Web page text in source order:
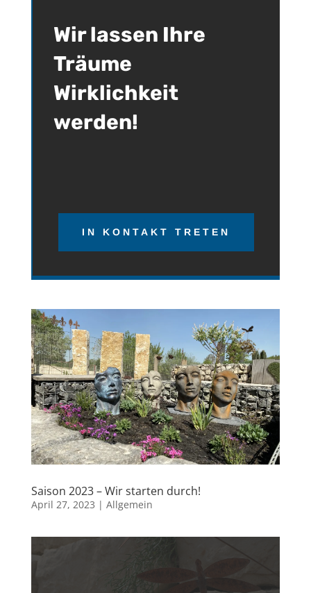
Wir lassen Ihre
Träume
Wirklichkeit
werden!
IN KONTAKT TRETEN
Saison 2023 – Wir starten durch!
April 27, 2023 | Allgemein